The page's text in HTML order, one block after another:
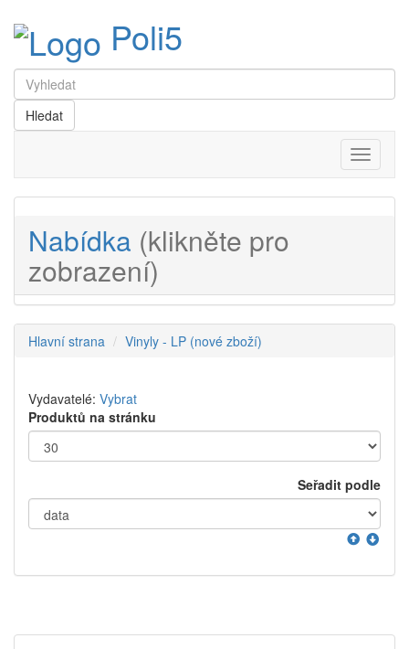
Poli5
Menu
Nabídka (klikněte pro
zobrazení)
Hlavní strana Vinyly - LP (nové zboží)
Vydavatelé: Vybrat
Produktů na stránku
Seřadit podle